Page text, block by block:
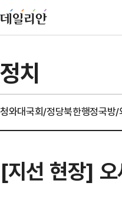
정치
청와대국회/정당북한행정국방/
[지선 현장]